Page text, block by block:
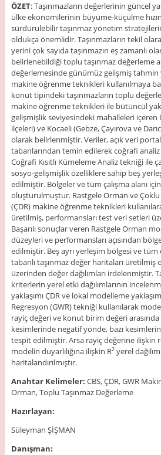
ÖZET: Taşınmazların değerlerinin güncel
ülke ekonomilerinin büyüme-küçülme
sürdürülebilir taşınmaz yönetim
oldukça önemlidir. Taşınmazların tekil
yerini çok sayıda taşınmazın eş zamanlı
belirlenebildiği toplu taşınmaz değerleme
değerlemesinde günümüz gelişmiş tahmin
makine öğrenme teknikleri kullanılmaya
konut tipindeki taşınmazların toplu
makine öğrenme teknikleri ile bütüncül
gelişmişlik seviyesindeki mahalleleri
ilçeleri) ve Kocaeli (Gebze, Çayırova ve
olarak belirlenmiştir. Veriler, açık veri
tabanlarından temin edilerek coğrafi
Coğrafi Kısıtlı Kümeleme Analiz tekniği ile
sosyo-gelişmişlik özelliklere sahip beş
edilmiştir. Bölgeler ve tüm çalışma alanı
oluşturulmuştur. Rastgele Orman ve
(ÇDR) makine öğrenme teknikleri
üretilmiş, performansları test veri setleri
Başarılı sonuçlar veren Rastgele Orman
düzeyleri ve performansları açısından
edilmiştir. Beş ayrı yerleşim bölgesi ve tüm
tabanlı taşınmaz değer haritaları
üzerinden değer dağılımları irdelenmiştir.
kriterlerin yerel etki dağılımlarının
yaklaşımı ÇDR ve lokal modelleme
Regresyon (GWR) tekniği kullanılarak
rayiç değeri ve konut birim değeri arasında
kesimlerinde negatif yönde, bazı
tespit edilmiştir. Arsa rayiç değerine ilişkin
modelin duyarlılığına ilişkin R2yerel
haritalandırılmıştır.
Anahtar Kelimeler: CBS, ÇDR, GWR
Orman, Toplu Taşınmaz Değerleme
Hazırlayan:
Süleyman ŞİŞMAN
Danışman: